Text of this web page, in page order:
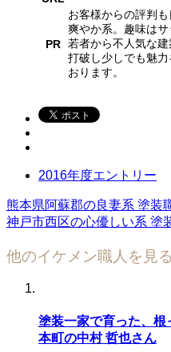
PR
お客様からの評判
爽やか系。趣味はサ
若者から不人気な
打破し少しでも魅
おります。
2016年度エントリー
熊本県阿蘇郡の良妻系 塗装
神戸市西区の心優しい系 塗
他のイケメン職人を見る
塗装一家で育った、
本町の中村 哲也さん